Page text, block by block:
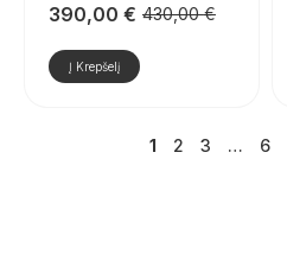
430,00€
Pradinė
kaina
buvo:
430,00 €.
390,00 €
Dabartinė
kaina
yra:
390,00 €.
Į Krepšelį
1 2 3 … 6